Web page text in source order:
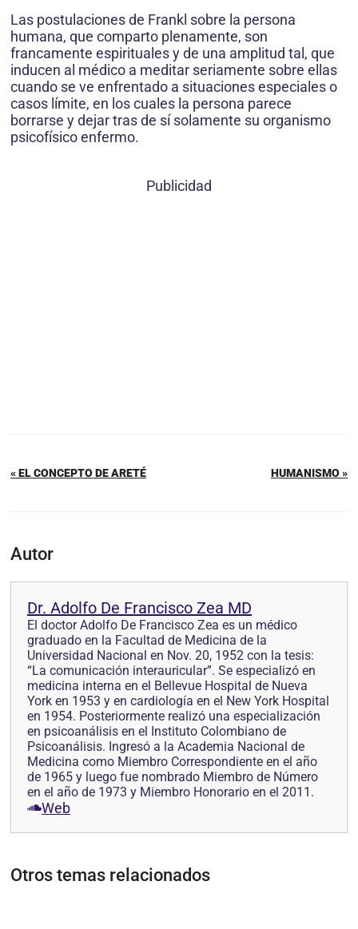
Las postulaciones de Frankl sobre la persona
humana, que comparto plenamente, son
francamente espirituales y de una amplitud tal, que
inducen al médico a meditar seriamente sobre ellas
cuando se ve enfrentado a situaciones especiales o
casos límite, en los cuales la persona parece
borrarse y dejar tras de sí solamente su organismo
psicofísico enfermo.
Publicidad
« EL CONCEPTO DE ARETÉ HUMANISMO »
Autor
Dr. Adolfo De Francisco Zea MD
El doctor Adolfo De Francisco Zea es un médico
graduado en la Facultad de Medicina de la
Universidad Nacional en Nov. 20, 1952 con la tesis:
“La comunicación interauricular”. Se especializó en
medicina interna en el Bellevue Hospital de Nueva
York en 1953 y en cardiología en el New York Hospital
en 1954. Posteriormente realizó una especialización
en psicoanálisis en el Instituto Colombiano de
Psicoanálisis. Ingresó a la Academia Nacional de
Medicina como Miembro Correspondiente en el año
de 1965 y luego fue nombrado Miembro de Número
en el año de 1973 y Miembro Honorario en el 2011.
Web
Otros temas relacionados